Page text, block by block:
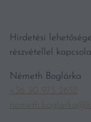
Hirdetési
részvétellel
Németh Boglárka
+36 30 975 2652